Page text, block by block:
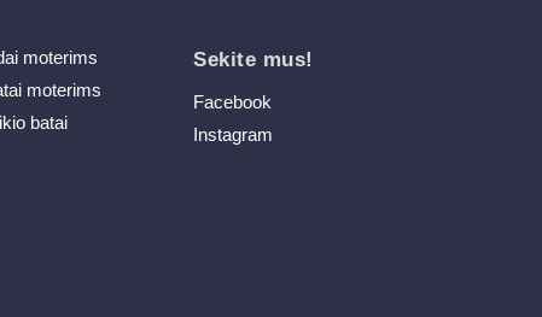
moterims
moterims
batai
Sekite mus!
Facebook
Instagram